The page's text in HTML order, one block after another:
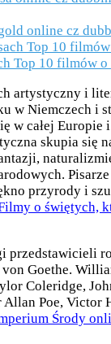
online cz
Top 10 filmów o
artystyczny i
w Niemczech i
w całej Europie
skupia się
przyrody i
o świętych,
przedstawicieli
Goethe.
Coleridge,
Allan Poe, Victor
Środy